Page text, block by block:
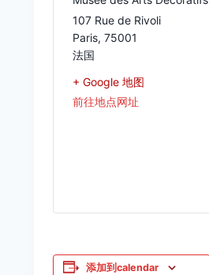
107 Rue de Rivoli
Paris, 75001
法国
+ Google 地图
前往地点网址
添加到calendar